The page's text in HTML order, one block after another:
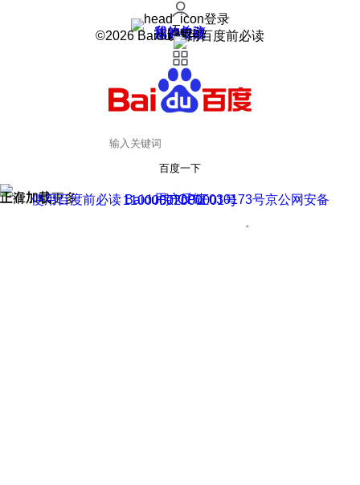
登录
我的关注
我的收藏
皮肤中心
用户反馈
设置
©2026 Baidu 使用百度前必读
百度一下
正在加载
上滑加载更多 用户反馈
使用百度前必读 Baidu 京ICP证030173号
京公网安备11000002000001号